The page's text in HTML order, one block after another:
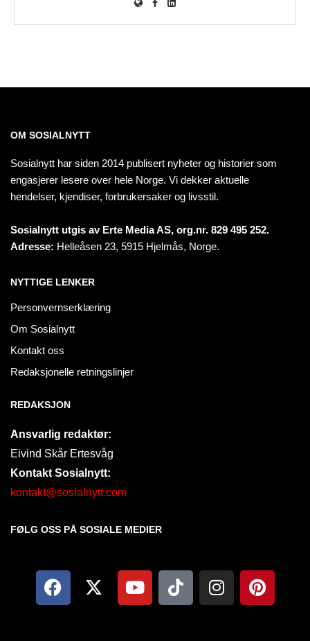
OM SOSIALNYTT
Sosialnytt har siden 2014 publisert nyheter og historier som
engasjerer lesere over hele Norge. Vi dekker aktuelle
hendelser, kjendiser, forbrukersaker og livsstil.
Sosialnytt utgis av Erte Media AS, org.nr. 829 495 252.
Adresse: Helleåsen 23, 5915 Hjelmås, Norge.
NYTTIGE LENKER
Personvernserklæring
Om Sosialnytt
Kontakt oss
Redaksjonelle retningslinjer
REDAKSJON
Ansvarlig redaktør:
Eivind Skår Ertesvåg
Kontakt Sosialnytt:
kontakt@sosialnytt.com
FØLG OSS PÅ SOSIALE MEDIER​